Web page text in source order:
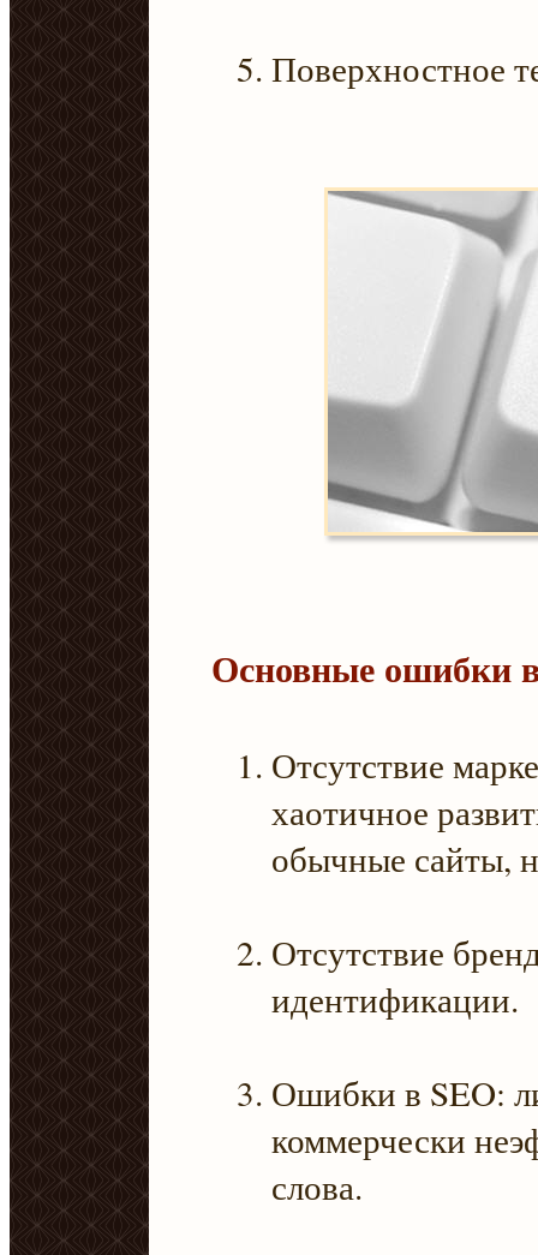
Поверхностное
Основные ошибки
Отсутствие
хаотичное
обычные сайты,
Отсутствие
идентификации.
Ошибки в SEO:
коммерчески
слова.